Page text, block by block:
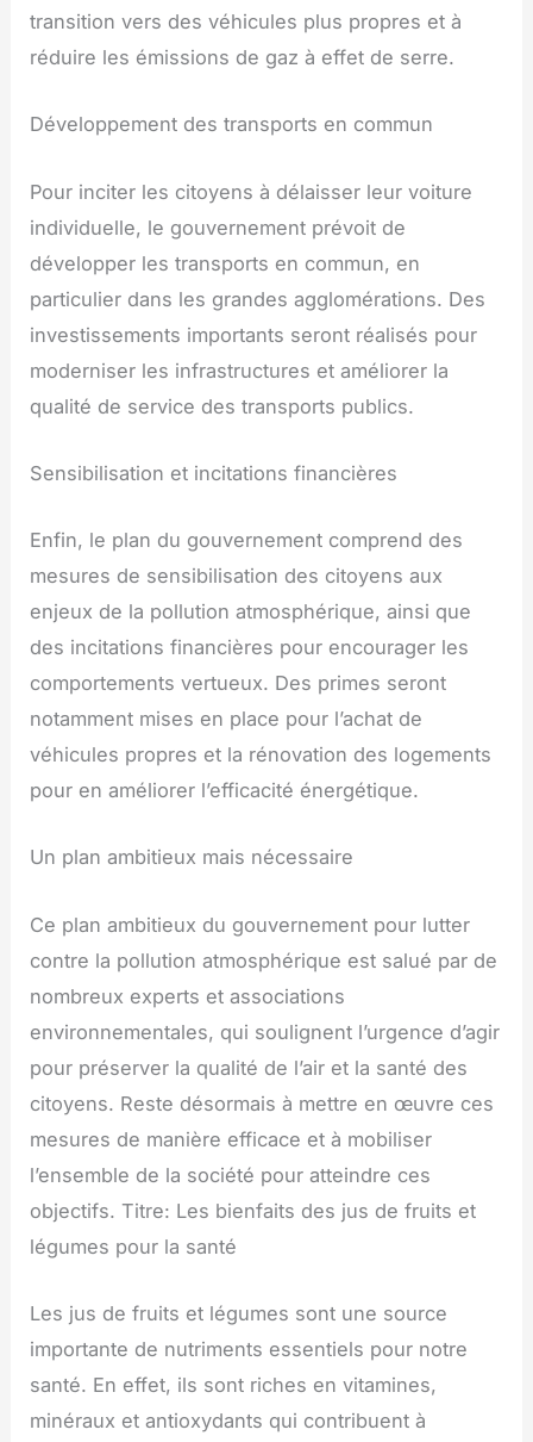
transition vers des véhicules plus propres et à
réduire les émissions de gaz à effet de serre.
Développement des transports en commun
Pour inciter les citoyens à délaisser leur voiture
individuelle, le gouvernement prévoit de
développer les transports en commun, en
particulier dans les grandes agglomérations. Des
investissements importants seront réalisés pour
moderniser les infrastructures et améliorer la
qualité de service des transports publics.
Sensibilisation et incitations financières
Enfin, le plan du gouvernement comprend des
mesures de sensibilisation des citoyens aux
enjeux de la pollution atmosphérique, ainsi que
des incitations financières pour encourager les
comportements vertueux. Des primes seront
notamment mises en place pour l’achat de
véhicules propres et la rénovation des logements
pour en améliorer l’efficacité énergétique.
Un plan ambitieux mais nécessaire
Ce plan ambitieux du gouvernement pour lutter
contre la pollution atmosphérique est salué par de
nombreux experts et associations
environnementales, qui soulignent l’urgence d’agir
pour préserver la qualité de l’air et la santé des
citoyens. Reste désormais à mettre en œuvre ces
mesures de manière efficace et à mobiliser
l’ensemble de la société pour atteindre ces
objectifs. Titre: Les bienfaits des jus de fruits et
légumes pour la santé
Les jus de fruits et légumes sont une source
importante de nutriments essentiels pour notre
santé. En effet, ils sont riches en vitamines,
minéraux et antioxydants qui contribuent à